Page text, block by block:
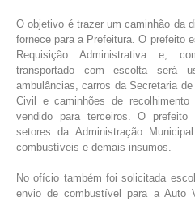
O objetivo é trazer um caminhão da
fornece para a Prefeitura. O prefeito
Requisição Administrativa e,
transportado com escolta será
ambulâncias, carros da Secretaria
Civil e caminhões de
vendido para terceiros. O prefeito
setores da Administração
combustíveis e demais insumos.
No ofício também foi solicitada
envio de combustível para a Auto